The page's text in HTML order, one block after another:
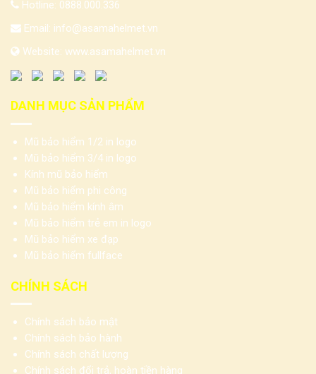
Hotline: 0888.000.336
Email: info@asamahelmet.vn
Website: www.asamahelmet.vn
DANH MỤC SẢN PHẨM
Mũ bảo hiểm 1/2 in logo
Mũ bảo hiểm 3/4 in logo
Kính mũ bảo hiểm
Mũ bảo hiểm phi công
Mũ bảo hiểm kính âm
Mũ bảo hiểm trẻ em in logo
Mũ bảo hiểm xe đạp
Mũ bảo hiểm fullface
CHÍNH SÁCH
Chính sách bảo mật
Chính sách bảo hành
Chính sách chất lượng
Chính sách đổi trả, hoàn tiền hàng